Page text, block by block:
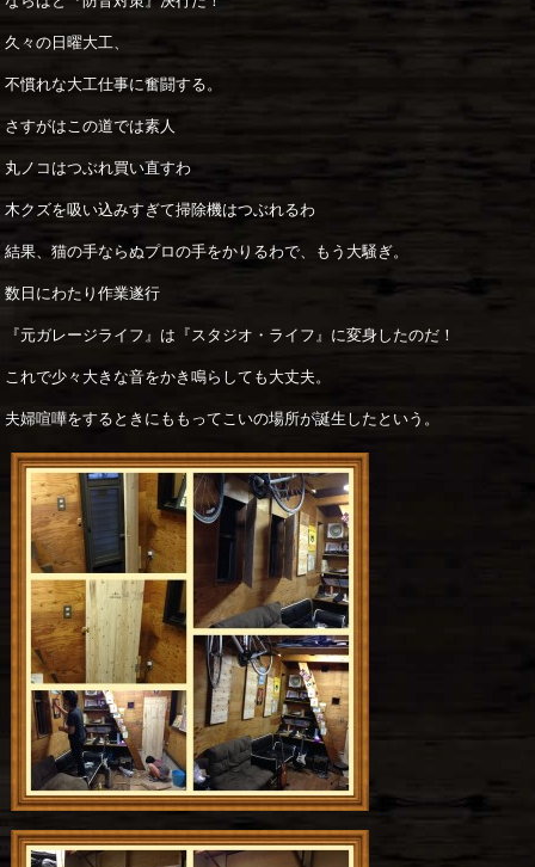
久々の日曜大工、
不慣れな大工仕事に奮闘する。
さすがはこの道では素人
丸ノコはつぶれ買い直すわ
木クズを吸い込みすぎて掃除機はつぶれるわ
結果、猫の手ならぬプロの手をかりるわで、もう大騒ぎ。
数日にわたり作業遂行
『元ガレージライフ』は『スタジオ・ライフ』に変身したのだ！
これで少々大きな音をかき鳴らしても大丈夫。
夫婦喧嘩をするときにももってこいの場所が誕生したという。